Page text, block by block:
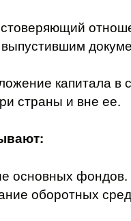
капитала в
страны и вне ее.
основных фондов.
оборотных